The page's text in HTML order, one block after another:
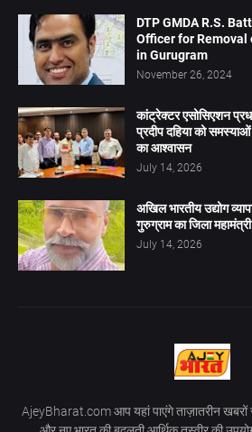
DTP GMDA R.S.
Officer for
in Gurugram
November 26, 2024
कांट्रेक्टर एसोसिएशन
प्रदीप दहिया को
का आश्वासन
July 14, 2026
अखिल भारतीय उद्योग
गुरुग्राम का जिला
July 14, 2026
AjeyBharat.com आप यहां पाएंगे ताज़ातरीन खबरों